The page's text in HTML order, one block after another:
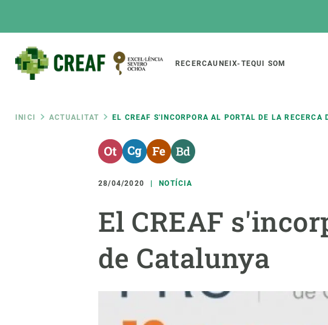
Main
navigation
RECERCAUNEIX-TEQUI SOM
Fil
d'ariadna
INICI ACTUALITAT EL CREAF S'INCORPORA AL PORTAL DE LA RECERCA
28/04/2020 NOTÍCIA
El CREAF
de Catalunya
Featured
responsive
Responsive
menu
SOBRE NOSALTRES
Organització institucional Biodiversitat
Funcionament dels ecosistemes
Observació de la terra
Temes transversals